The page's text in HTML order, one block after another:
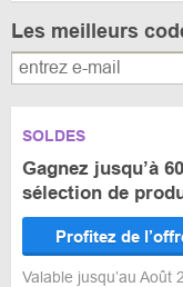
Les meilleurs
SOLDES
Gagnez jusqu’à
sélection de
Profitez de
Valable jusqu’au Août